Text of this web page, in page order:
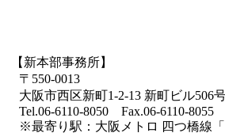
【新本部事務所】
〒550-0013
大阪市西区新町1-2-13 新町ビル506
Tel.06-6110-8050 Fax.06-6110-8055
※最寄り駅：大阪メトロ 四つ橋線「